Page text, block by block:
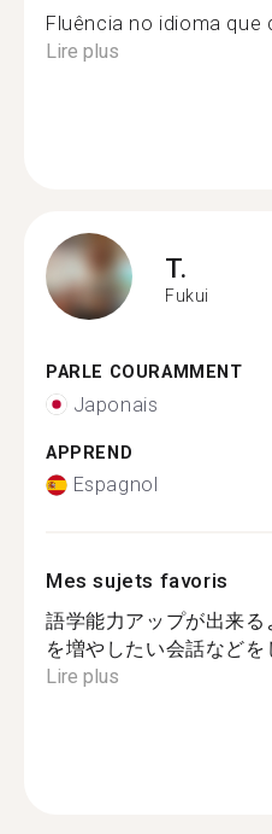
Fluência no idioma que
Lire plus
T.
Fukui
PARLE COURAMMENT
Japonais
APPREND
Espagnol
Mes sujets favoris
語学能力アップが出来
を増やしたい会話など
Lire plus